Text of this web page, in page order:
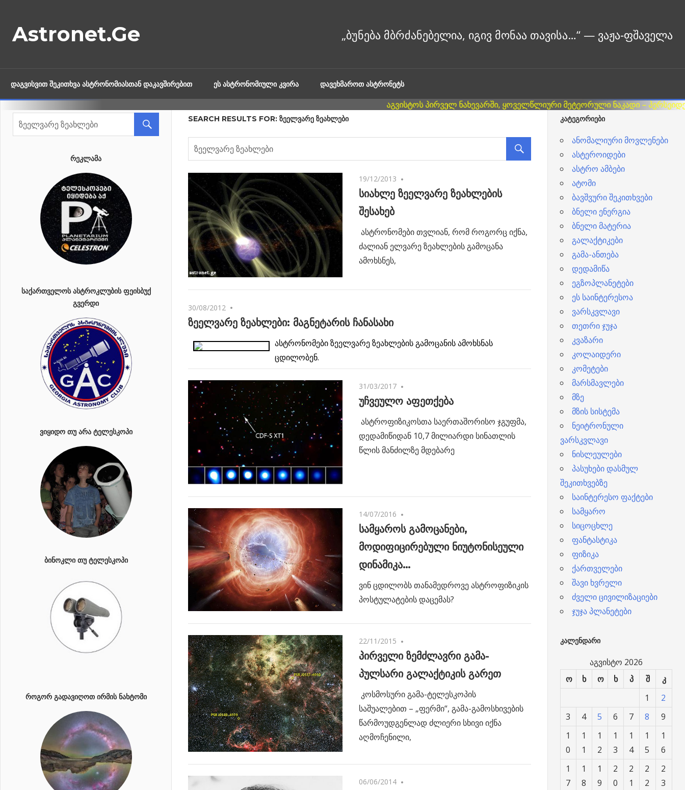
content
Astronet.Ge
ᲓᲐᲒᲕᲘᲡᲕᲘᲗ ᲨᲔᲙᲘᲗᲮᲕᲐ ᲐᲡᲢᲠᲝᲜᲝᲛᲘᲐᲡᲗᲐᲜ ᲓᲐᲙᲐᲕᲨᲘᲠᲔᲑᲘᲗ ᲔᲡ ᲐᲡᲢᲠᲝᲜᲝᲛᲘᲣᲚᲘ ᲙᲕᲘᲠᲐ ᲓᲐᲕᲔᲮᲛᲐᲠᲝᲗ ᲐᲡᲢᲠᲝᲜᲔᲢᲡ
SEARCH RESULTS FOR: ᲖᲔᲔᲚᲕᲐᲠᲔ ᲖᲔᲐᲮᲚᲔᲑᲘ
19/12/2013
სიახლე ზეელვარე ზეახლების
შესახებ
ასტრონომები თვლიან, რომ როგორც იქნა,
ძალიან ელვარე ზეახლების გამოცანა
ამოხსნეს,
30/08/2012
ზეელვარე ზეახლები: მაგნეტარის ჩანასახი
ასტრონომები ზეელვარე ზეახლების გამოცანის ამოხსნას
ცდილობენ.
31/03/2017
უჩვეულო აფეთქება
ასტროფიზიკოსთა საერთაშორისო ჯგუფმა,
დედამიწიდან 10,7 მილიარდი სინათლის
წლის მანძილზე მდებარე
14/07/2016
სამყაროს გამოცანები,
მოდიფიცირებული ნიუტონისეული
დინამიკა…
ვინ ცდილობს თანამედროვე ასტროფიზიკის
პოსტულატების დაცემას?
22/11/2015
პირველი ზემძლავრი გამა-
პულსარი გალაქტიკის გარეთ
კოსმოსური გამა-ტელესკოპის
საშუალებით – „ფერმი“, გამა-გამოსხივების
წარმოუდგენლად ძლიერი სხივი იქნა
აღმოჩენილი,
06/06/2014
ᲠᲔᲙᲚᲐᲛᲐ
ᲡᲐᲥᲐᲠᲗᲕᲔᲚᲝᲡ ᲐᲡᲢᲠᲝᲙᲚᲣᲑᲘᲡ ᲤᲔᲘᲡᲑᲣᲥ
ᲒᲕᲔᲠᲓᲘ
ᲕᲘᲧᲘᲓᲝ ᲗᲣ ᲐᲠᲐ ᲢᲔᲚᲔᲡᲙᲝᲞᲘ
ᲑᲘᲜᲝᲙᲚᲘ ᲗᲣ ᲢᲔᲚᲔᲡᲙᲝᲞᲘ
ᲠᲝᲒᲝᲠ ᲒᲐᲓᲐᲕᲘᲦᲝᲗ ᲘᲠᲛᲘᲡ ᲜᲐᲮᲢᲝᲛᲘ
ᲙᲐᲢᲔᲒᲝᲠᲘᲔᲑᲘ
ანომალიური მოვლენები
ასტეროიდები
ასტრო ამბები
ატომი
ბავშვური შეკითხვები
ბნელი ენერგია
ბნელი მატერია
გალაქტიკები
გამა-ანთება
დედამიწა
ეგზოპლანეტები
ეს საინტერესოა
ვარსკვლავი
თეთრი ჯუჯა
კვაზარი
კოლაიდერი
კომეტები
მარსმავლები
მზე
მზის სისტემა
ნეიტრონული
ვარსკვლავი
ნისლეულები
პასუხები დასმულ
შეკითხვებზე
საინტერესო ფაქტები
სამყარო
სიცოცხლე
ფანტასტიკა
ფიზიკა
ქართველები
შავი ხვრელი
ძველი ცივილიზაციები
ჯუჯა პლანეტები
ᲙᲐᲚᲔᲜᲓᲐᲠᲘ
აგვისტო 2026
ო
ხ ო ხ პ შ კ
1
2
3
4 5 6 7 8
9
1
0
1
1
1
2
1
3
1
4
1
5
1
6
1
7
1
8
1
9
2
0
2
1
2
2
2
3